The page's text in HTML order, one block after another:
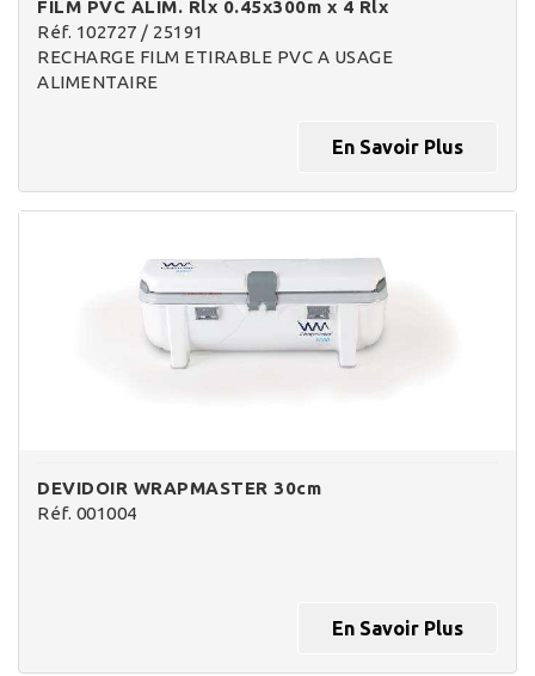
FILM PVC ALIM. Rlx 0.45x300m x 4 Rlx
Réf. 102727 / 25191
RECHARGE FILM ETIRABLE PVC A USAGE
ALIMENTAIRE
En Savoir Plus
DEVIDOIR WRAPMASTER 30cm
Réf. 001004
En Savoir Plus